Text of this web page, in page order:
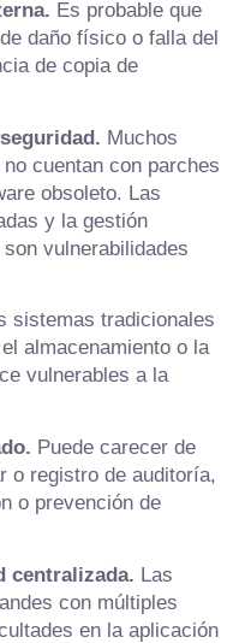
Es probable que
daño físico o falla del
de copia de
Muchos
cuentan con parches
obsoleto. Las
y la gestión
vulnerabilidades
sistemas tradicionales
almacenamiento o la
vulnerables a la
Puede carecer de
o registro de auditoría,
o prevención de
centralizada. Las
con múltiples
en la aplicación